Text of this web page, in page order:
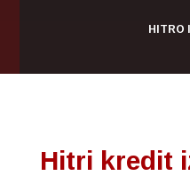
HITRO
Hitri kredit